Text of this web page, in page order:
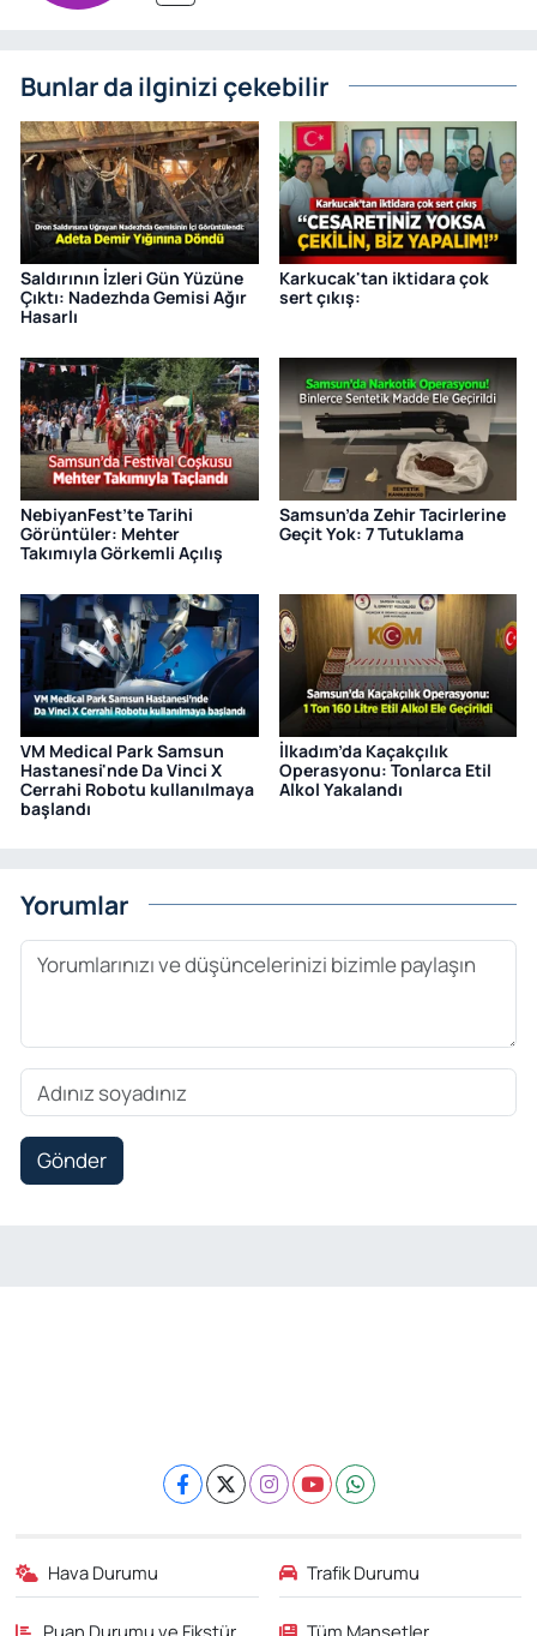
Bunlar da ilginizi çekebilir
Saldırının İzleri Gün Yüzüne
Çıktı: Nadezhda Gemisi Ağır
Hasarlı
Karkucak'tan iktidara çok
sert çıkış:
NebiyanFest’te Tarihi
Görüntüler: Mehter
Takımıyla Görkemli Açılış
Samsun’da Zehir Tacirlerine
Geçit Yok: 7 Tutuklama
VM Medical Park Samsun
Hastanesi'nde Da Vinci X
Cerrahi Robotu kullanılmaya
başlandı
İlkadım’da Kaçakçılık
Operasyonu: Tonlarca Etil
Alkol Yakalandı
Yorumlar
Gönder
Hava Durumu Trafik Durumu
Puan Durumu ve Fikstür Tüm Manşetler